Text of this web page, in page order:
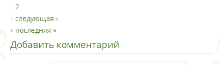
2
следующая ›
последняя »
Добавить комментарий